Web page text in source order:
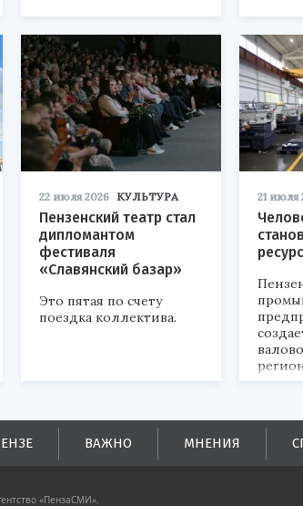
22 июля 2026 КУЛЬТУРА
Пензенский театр стал
дипломантом
фестиваля
«Славянский базар»
Это пятая по счету
поездка коллектива.
21 июля
ВАЖНО МНЕНИЯ
«ПензаСМИ».